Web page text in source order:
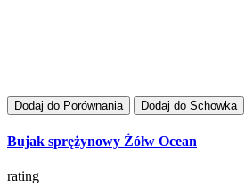
Dodaj do Porównania Dodaj do Schowka
Bujak sprężynowy Żółw Ocean
rating